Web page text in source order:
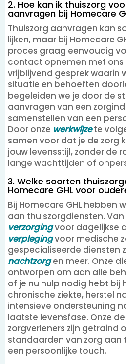
2. Hoe kan ik thuiszorg
aanvragen bij Homecare
Thuiszorg aanvragen kan
lijken, maar bij Homecare
proces graag eenvoudig
contact opnemen met ons
vrijblijvend gesprek waarin
situatie en behoeften
begeleiden we je door de
aanvragen van een
samenstellen van een
Door onze werkwijzete
samen voor dat je de zorg
jouw levensstijl, zonder de
lange wachttijden of
3. Welke soorten
Homecare GHL voor
Bij Homecare GHL hebben
aan thuiszorgdiensten. Van
verzorgingvoor dagelijkse
verplegingvoor medische
gespecialiseerde diensten
nachtzorgen meer. Onze
ontworpen om aan alle
of je nu hulp nodig hebt bij
chronische ziekte, herstel
intensieve ondersteuning
laatste levensfase. Onze
zorgverleners zijn getraind
standaarden van zorg aan
een persoonlijke touch.